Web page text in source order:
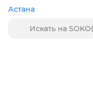
Астана